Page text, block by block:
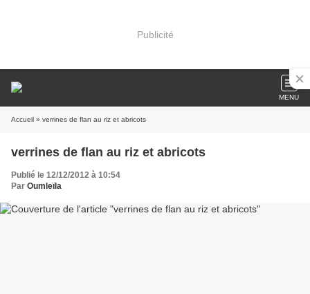
Publicité
MENU
Accueil » verrines de flan au riz et abricots
verrines de flan au riz et abricots
Publié le 12/12/2012 à 10:54
Par Oumleïla